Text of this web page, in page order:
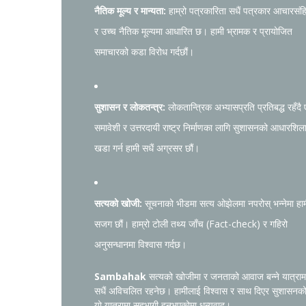
नैतिक मूल्य र मान्यता: हाम्रो पत्रकारिता सधैं पत्रकार
र उच्च नैतिक मूल्यमा आधारित छ। हामी भ्रामक र प्रायोजित
समाचारको कडा विरोध गर्दछौं।
सुशासन र लोकतन्त्र: लोकतान्त्रिक अभ्यासप्रति प्रतिबद्ध रहँदै
समावेशी र उत्तरदायी राष्ट्र निर्माणका लागि सुशासनको आधारशिला
खडा गर्न हामी सधैं अग्रसर छौं।
सत्यको खोजी: सूचनाको भीडमा सत्य ओझेलमा नपरोस् भन्नेमा
सजग छौं। हाम्रो टोली तथ्य जाँच (Fact-check) र गहिरो
अनुसन्धानमा विश्वास गर्दछ।
Sambahak सत्यको खोजीमा र जनताको आवाज बन्ने
सधैं अविचलित रहनेछ। हामीलाई विश्वास र साथ दिएर सुशासनको